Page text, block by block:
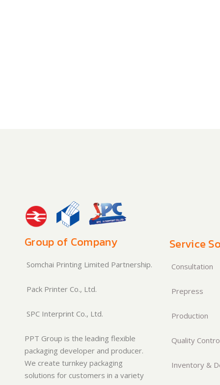
Group of Company
Somchai Printing Limited Partnership.
Pack Printer Co., Ltd.
SPC Interprint Co., Ltd.
PPT Group is the leading flexible
packaging developer and producer.
We create turnkey packaging
solutions for customers in a variety
Service
Consultation
Prepress
Production
Quality
Inventory &